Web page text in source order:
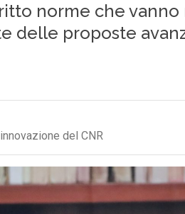
norme che
delle proposte
del CNR